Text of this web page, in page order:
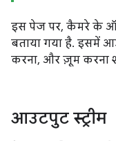
इस पेज पर, कैमरे के
बताया गया है. इसमें
करना, और ज़ूम करना
आउटपुट स्ट्रीम